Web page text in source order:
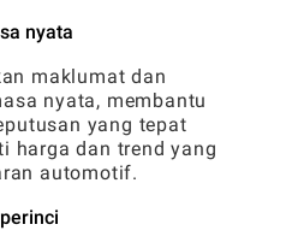
nyata
maklumat dan
nyata, membantu
yang tepat
harga dan trend yang
automotif.